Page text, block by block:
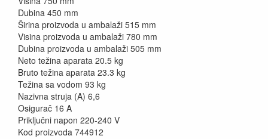
Dubina 450 mm
Širina proizvoda u ambalaži 515 mm
Visina proizvoda u ambalaži 780 mm
Dubina proizvoda u ambalaži 505 mm
Neto težina aparata 20.5 kg
Bruto težina aparata 23.3 kg
Težina sa vodom 93 kg
Nazivna struja (A) 6,6
Osigurač 16 A
Priključni napon 220-240 V
Kod proizvoda 744912